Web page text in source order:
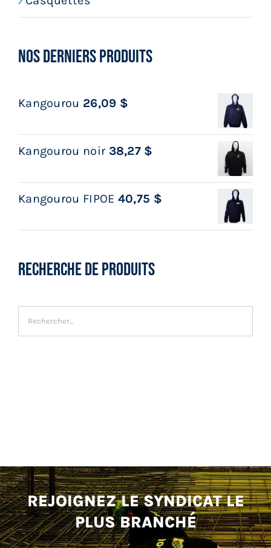
NOS DERNIERS PRODUITS
Kangourou 26,09 $
Kangourou noir 38,27 $
Kangourou FIPOE 40,75 $
RECHERCHE DE PRODUITS
REJOIGNEZ LE SYNDICAT LE
PLUS BRANCHÉ